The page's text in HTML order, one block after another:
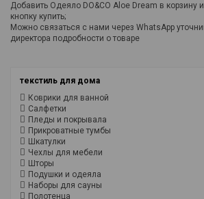
Добавить Одеяло DO&CO Aloe Dream в корзину
кнопку купить;
Можно связаться с нами через WhatsApp
директора подробности о товаре
текстиль для дома
Коврики для ванной
Салфетки
Пледы и покрывала
Прикроватные тумбы
Шкатулки
Чехлы для мебели
Шторы
Подушки и одеяла
Наборы для сауны
Полотенца